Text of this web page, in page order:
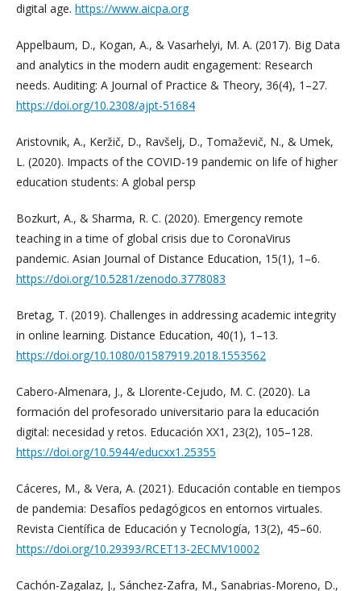
digital age. https://www.aicpa.org
Appelbaum, D., Kogan, A., & Vasarhelyi, M. A. (2017). Big Data
and analytics in the modern audit engagement: Research
needs. Auditing: A Journal of Practice & Theory, 36(4), 1–27.
https://doi.org/10.2308/ajpt-51684
Aristovnik, A., Keržič, D., Ravšelj, D., Tomaževič, N., & Umek,
L. (2020). Impacts of the COVID-19 pandemic on life of higher
education students: A global persp
Bozkurt, A., & Sharma, R. C. (2020). Emergency remote
teaching in a time of global crisis due to CoronaVirus
pandemic. Asian Journal of Distance Education, 15(1), 1–6.
https://doi.org/10.5281/zenodo.3778083
Bretag, T. (2019). Challenges in addressing academic integrity
in online learning. Distance Education, 40(1), 1–13.
https://doi.org/10.1080/01587919.2018.1553562
Cabero-Almenara, J., & Llorente-Cejudo, M. C. (2020). La
formación del profesorado universitario para la educación
digital: necesidad y retos. Educación XX1, 23(2), 105–128.
https://doi.org/10.5944/educxx1.25355
Cáceres, M., & Vera, A. (2021). Educación contable en tiempos
de pandemia: Desafíos pedagógicos en entornos virtuales.
Revista Científica de Educación y Tecnología, 13(2), 45–60.
https://doi.org/10.29393/RCET13-2ECMV10002
Cachón-Zagalaz, J., Sánchez-Zafra, M., Sanabrias-Moreno, D.,